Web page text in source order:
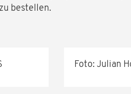
bestellen.
Foto: Julian